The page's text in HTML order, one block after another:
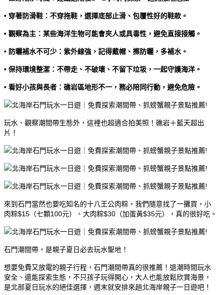
• 穿著防滑鞋：不穿拖鞋，選擇底部止滑、包覆性好的鞋款。
• 觀察為主：某些海洋生物可能會夾人或具毒性，避免直接接觸。
• 防曬補水不可少：紫外線強，記得戴帽、擦防曬，多補水。
• 保持環境整潔：不帶走、不破壞、不留下垃圾，一起守護海洋。
• 看好小孩與長者：礁岩區地形不一，務必陪同行動，避免危險。
玩水、觀察潮間帶生態外，這裡也超適合拍美照！礁岩＋藍天超出
片！
來到石門當然也要吃知名的十八王公肉粽，我們隨意找了一攤買，小
肉粽$15（七顆100元）、大肉粽$30（加蛋黃$35元），真的很好吃。
石門潮間帶，是親子夏日必去玩水聖地！
想要免費又放電的親子行程，石門潮間帶真的很推薦！退潮時間玩水
安全、還能探索生態，不只孩子玩得開心，大人也能放鬆欣賞海景，
是北部夏日玩水的絕佳選擇，週末就安排來趟北海岸親子一日遊吧！